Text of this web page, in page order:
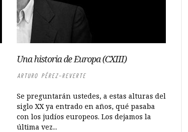
Una historia de Europa (CXIII)
ARTURO PÉREZ-REVERTE
Se preguntarán ustedes, a estas alturas del
siglo XX ya entrado en años, qué pasaba
con los judíos europeos. Los dejamos la
última vez...